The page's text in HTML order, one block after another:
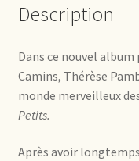
Description
Dans ce nouvel
Camins, Thérèse
monde merveilleux
Petits.
Après avoir